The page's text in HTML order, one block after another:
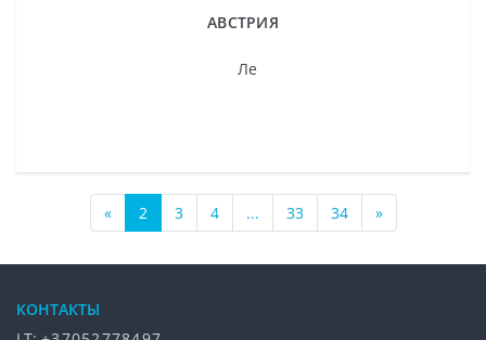
АВСТРИЯ
Ле
« 2 3 4 ... 33 34 »
КОНТАКТЫ